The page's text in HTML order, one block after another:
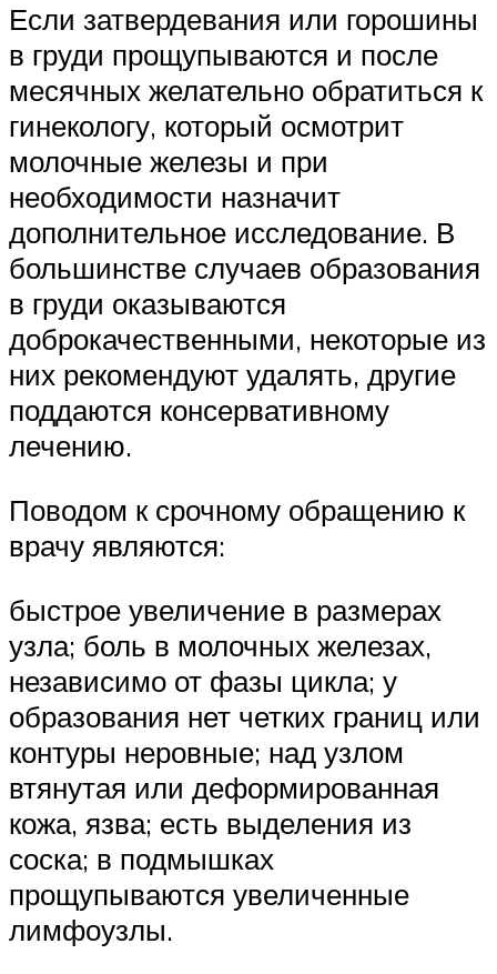
Если затвердевания или горошины
в груди прощупываются и после
месячных желательно обратиться к
гинекологу, который осмотрит
молочные железы и при
необходимости назначит
дополнительное исследование. В
большинстве случаев образования
в груди оказываются
доброкачественными, некоторые из
них рекомендуют удалять, другие
поддаются консервативному
лечению.
Поводом к срочному обращению к
врачу являются:
быстрое увеличение в размерах
узла; боль в молочных железах,
независимо от фазы цикла; у
образования нет четких границ или
контуры неровные; над узлом
втянутая или деформированная
кожа, язва; есть выделения из
соска; в подмышках
прощупываются увеличенные
лимфоузлы.